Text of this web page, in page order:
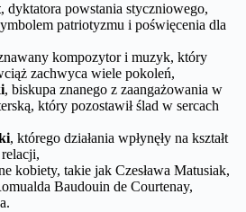
, dyktatora powstania styczniowego,
patriotyzmu i poświęcenia dla
kompozytor i muzyk, który
zachwyca wiele pokoleń,
, biskupa znanego z zaangażowania w
który pozostawił ślad w sercach
, którego działania wpłynęły na kształt
kobiety, takie jak Czesława Matusiak,
Baudouin de Courtenay,